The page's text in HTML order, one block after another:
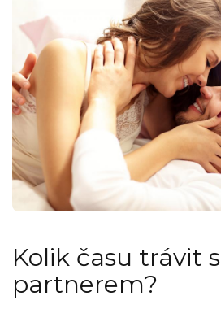
Kolik času trávit s
partnerem?